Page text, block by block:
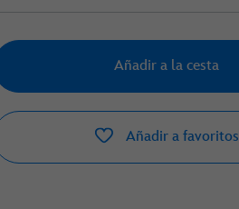
Añadir a la cesta
Añadir a favoritos